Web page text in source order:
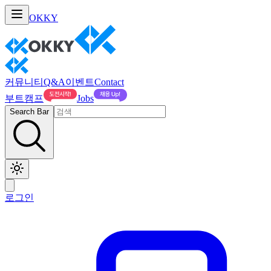
OKKY
커뮤니티 Q&A이벤트Contact
부트캠프
Jobs
Search Bar
로그인